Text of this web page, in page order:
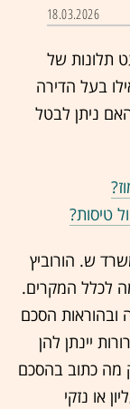
18.03.2026
תלונות של
בעל הדירה
ניתן לבטל
טיסות?
ש. הורוביץ
לכלל המקרים.
ובהוראות הסכם
יינתן להן
מה כתוב בהסכם
או נזקי